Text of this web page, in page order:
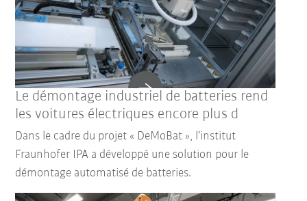
Le démontage industriel de batteries rend
les voitures électriques encore plus d
Dans le cadre du projet « DeMoBat », l’institut
Fraunhofer IPA a développé une solution pour le
démontage automatisé de batteries.